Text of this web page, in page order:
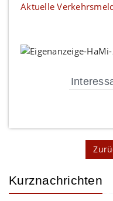
Aktuelle
Kurznachrichten